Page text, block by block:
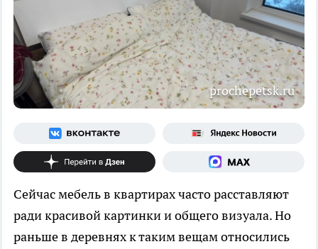
prochepetsk.ru
Сейчас мебель в квартирах часто расставляют
ради красивой картинки и общего визуала. Но
раньше в деревнях к таким вещам относились